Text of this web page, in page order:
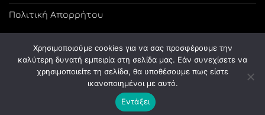
Πολιτική Απορρήτου
Copyright 2026 © Designed and Developed by Tsama Graphics
Χρησιμοποιούμε cookies για να σας προσφέρουμε την
καλύτερη δυνατή εμπειρία στη σελίδα μας. Εάν συνεχίσετε να
χρησιμοποιείτε τη σελίδα, θα υποθέσουμε πως είστε
ικανοποιημένοι με αυτό.
Εντάξει